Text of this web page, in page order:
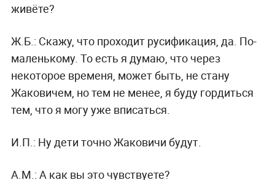
живёте?
Ж.Б.: Скажу, что проходит русификация, да. По-
маленькому. То есть я думаю, что через
некоторое временя, может быть, не стану
Жаковичем, но тем не менее, я буду гордиться
тем, что я могу уже вписаться.
И.П.: Ну дети точно Жаковичи будут.
А.М.: А как вы это чувствуете?